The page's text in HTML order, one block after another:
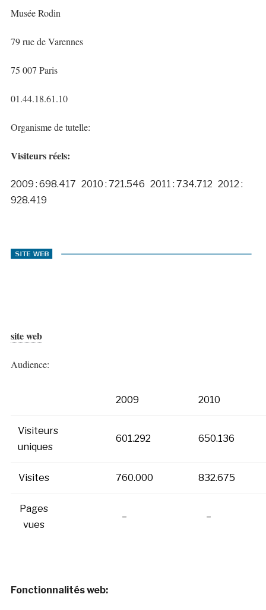
Musée Rodin
79 rue de Varennes
75 007 Paris
01.44.18.61.10
Organisme de tutelle:
Visiteurs réels:
2009 : 698.417 2010 : 721.546 2011 : 734.712 2012 :
928.419
site web
Audience:
2009 2010
Visiteurs
uniques
601.292 650.136
Visites 760.000 832.675
Pages
vues
– –
Fonctionnalités web: